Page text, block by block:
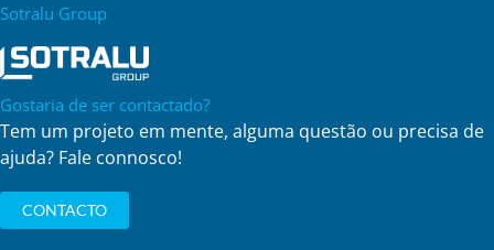
Sotralu Group
Gostaria de ser contactado?
Tem um projeto em mente, alguma questão ou precisa de
ajuda? Fale connosco!
CONTACTO